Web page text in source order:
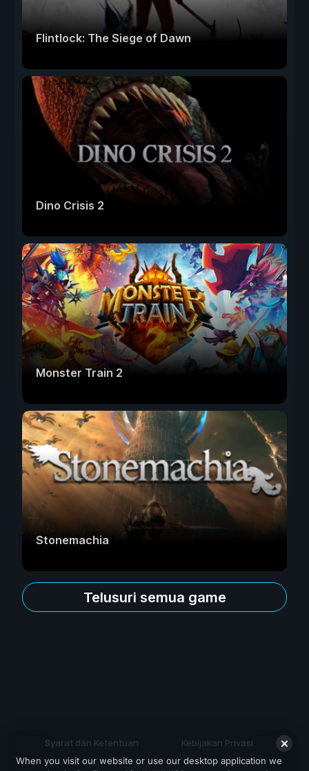
Flintlock: The Siege of Dawn
Dino Crisis 2
Monster Train 2
Stonemachia
Telusuri semua game
Syarat dan Ketentuan Kebijakan Privasi
When you visit our website or use our desktop application we